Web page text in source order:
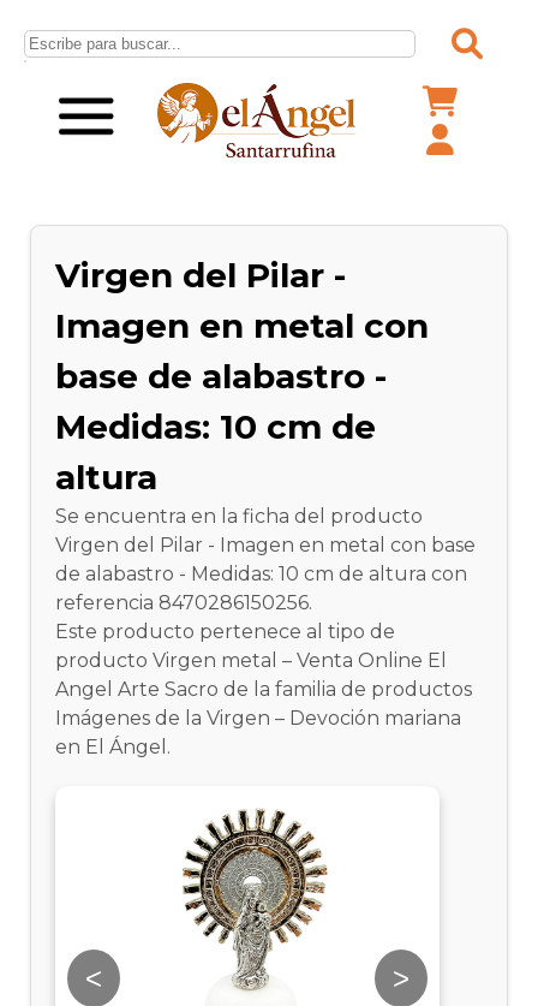
Virgen del Pilar -
Imagen en metal con
base de alabastro -
Medidas: 10 cm de
altura
Se encuentra en la ficha del producto
Virgen del Pilar - Imagen en metal con base
de alabastro - Medidas: 10 cm de altura con
referencia 8470286150256.
Este producto pertenece al tipo de
producto Virgen metal – Venta Online El
Angel Arte Sacro de la familia de productos
Imágenes de la Virgen – Devoción mariana
en El Ángel.
< >